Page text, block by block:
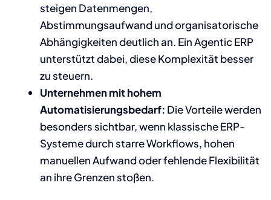
steigen Datenmengen,
Abstimmungsaufwand und organisatorische
Abhängigkeiten deutlich an. Ein Agentic ERP
unterstützt dabei, diese Komplexität besser
zu steuern.
Unternehmen mit hohem
Automatisierungsbedarf: Die Vorteile werden
besonders sichtbar, wenn klassische ERP-
Systeme durch starre Workflows, hohen
manuellen Aufwand oder fehlende Flexibilität
an ihre Grenzen stoßen.